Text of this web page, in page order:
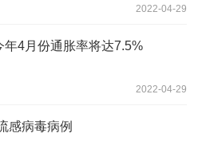
2022-04-29
4月份通胀率将达7.5%
2022-04-29
感病毒病例